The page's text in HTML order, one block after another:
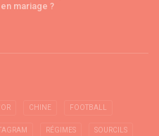
mariage ?
CHINE FOOTBALL
RÉGIMES SOURCILS